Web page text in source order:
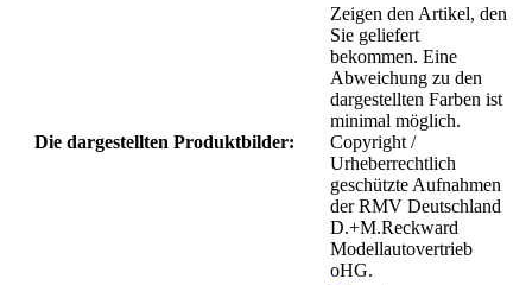
Die dargestellten Produktbilder:
Zeigen den Artikel, den
Sie geliefert
bekommen. Eine
Abweichung zu den
dargestellten Farben ist
minimal möglich.
Copyright /
Urheberrechtlich
geschützte Aufnahmen
der RMV Deutschland
D.+M.Reckward
Modellautovertrieb
oHG.